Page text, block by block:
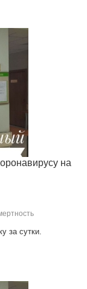
на
за сутки.